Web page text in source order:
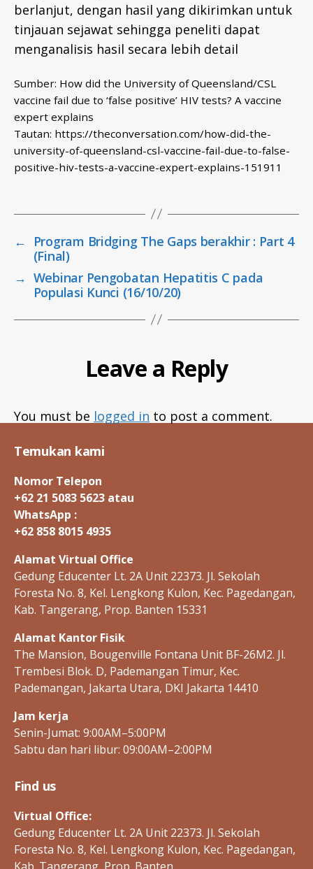
berlanjut, dengan hasil yang dikirimkan untuk
tinjauan sejawat sehingga peneliti dapat
menganalisis hasil secara lebih detail
Sumber: How did the University of Queensland/CSL
vaccine fail due to ‘false positive’ HIV tests? A vaccine
expert explains
Tautan: https://theconversation.com/how-did-the-
university-of-queensland-csl-vaccine-fail-due-to-false-
positive-hiv-tests-a-vaccine-expert-explains-151911
←
Program Bridging The Gaps berakhir : Part 4
(Final)
→ Webinar Pengobatan Hepatitis C pada
Populasi Kunci (16/10/20)
Leave a Reply
You must be logged in to post a comment.
Temukan kami
Nomor Telepon
+62 21 5083 5623 atau
WhatsApp :
+62 858 8015 4935
Alamat Virtual Office
Gedung Educenter Lt. 2A Unit 22373. Jl. Sekolah
Foresta No. 8, Kel. Lengkong Kulon, Kec. Pagedangan,
Kab. Tangerang, Prop. Banten 15331
Alamat Kantor Fisik
The Mansion, Bougenville Fontana Unit BF-26M2. Jl.
Trembesi Blok. D, Pademangan Timur, Kec.
Pademangan, Jakarta Utara, DKI Jakarta 14410
Jam kerja
Senin-Jumat: 9:00AM–5:00PM
Sabtu dan hari libur: 09:00AM–2:00PM
Find us
Virtual Office:
Gedung Educenter Lt. 2A Unit 22373. Jl. Sekolah
Foresta No. 8, Kel. Lengkong Kulon, Kec. Pagedangan,